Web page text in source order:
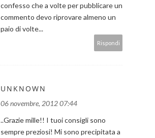
confesso che a volte per pubblicare un
commento devo riprovare almeno un
paio di volte...
Rispondi
UNKNOWN
06 novembre, 2012 07:44
..Grazie mille!! I tuoi consigli sono
sempre preziosi! Mi sono precipitata a